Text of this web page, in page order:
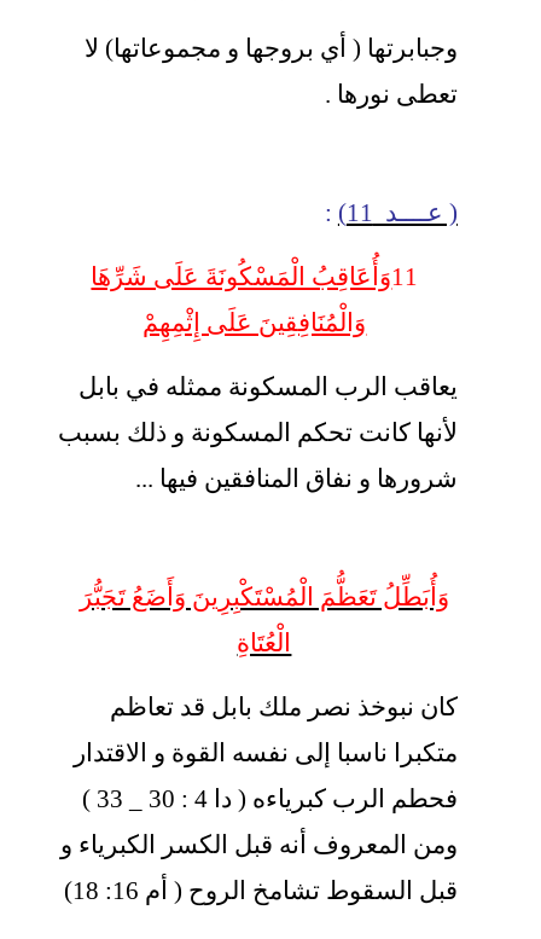
وجبابرتها ( أي بروجها و مجموعاتها) لا
تعطى نورها .
( عــــد 11) :
11وَأُعَاقِبُ الْمَسْكُونَةَ عَلَى شَرِّهَا
وَالْمُنَافِقِينَ عَلَى إِثْمِهِمْ
يعاقب الرب المسكونة ممثله في بابل
لأنها كانت تحكم المسكونة و ذلك بسبب
شرورها و نفاق المنافقين فيها ...
وَأُبَطِّلُ تَعَظُّمَ الْمُسْتَكْبِرِينَ وَأَضَعُ تَجَبُّرَ
الْعُتَاةِ
كان نبوخذ نصر ملك بابل قد تعاظم
متكبرا ناسبا إلى نفسه القوة و الاقتدار
فحطم الرب كبرياءه ( دا 4 : 30 _ 33 )
ومن المعروف أنه قبل الكسر الكبرياء و
قبل السقوط تشامخ الروح ( أم 16: 18)